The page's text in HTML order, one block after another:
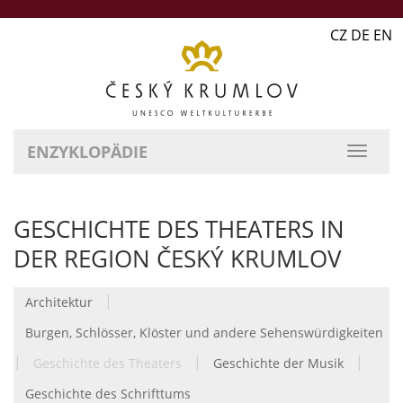
CZ DE EN
ENZYKLOPÄDIE
GESCHICHTE DES THEATERS IN
DER REGION ČESKÝ KRUMLOV
Architektur |
Burgen, Schlösser, Klöster und andere Sehenswürdigkeiten
| Geschichte des Theaters | Geschichte der Musik |
Geschichte des Schrifttums